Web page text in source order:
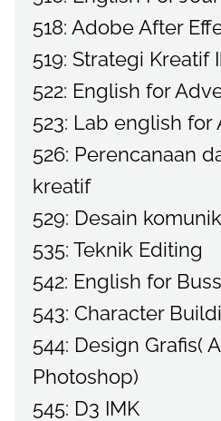
518: Adobe After
519: Strategi Kreatif
522: English for
523: Lab english for
526: Perencanaan
kreatif
529: Desain
535: Teknik Editing
542: English for
543: Character
544: Design Grafis(
Photoshop)
545: D3 IMK